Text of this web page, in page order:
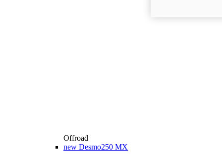
Offroad
new Desmo250 MX